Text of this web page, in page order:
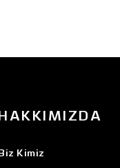
Biz Kimiz